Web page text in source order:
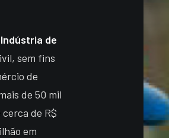
de
sem fins
de
de 50 mil
de R$
em